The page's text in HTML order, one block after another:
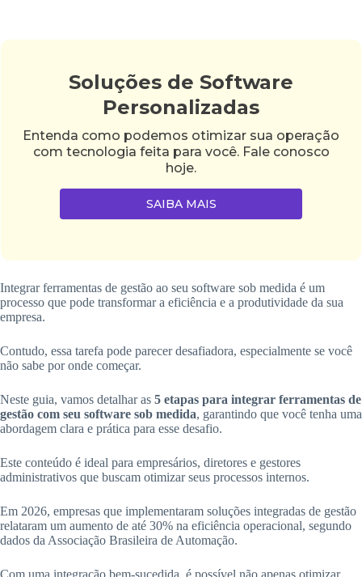
Soluções de Software
Personalizadas
Entenda como podemos otimizar sua operação
com tecnologia feita para você. Fale conosco
hoje.
SAIBA MAIS
Integrar ferramentas de gestão ao seu software sob medida é um
processo que pode transformar a eficiência e a produtividade da sua
empresa.
Contudo, essa tarefa pode parecer desafiadora, especialmente se você
não sabe por onde começar.
Neste guia, vamos detalhar as 5 etapas para integrar ferramentas de
gestão com seu software sob medida, garantindo que você tenha uma
abordagem clara e prática para esse desafio.
Este conteúdo é ideal para empresários, diretores e gestores
administrativos que buscam otimizar seus processos internos.
Em 2026, empresas que implementaram soluções integradas de gestão
relataram um aumento de até 30% na eficiência operacional, segundo
dados da Associação Brasileira de Automação.